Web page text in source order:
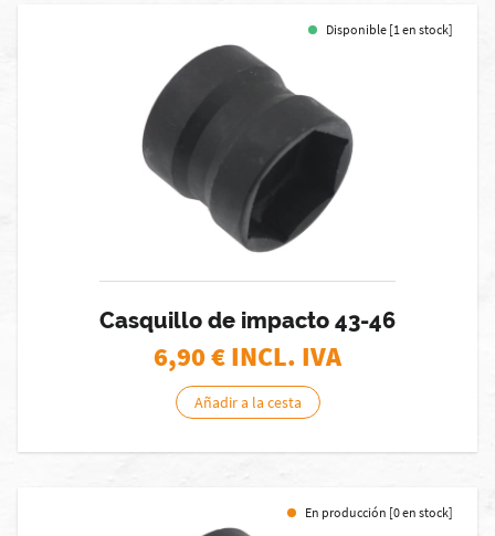
Disponible [1 en stock]
Casquillo de impacto 43-46
6,90€ INCL. IVA
Añadir a la cesta
En producción [0 en stock]